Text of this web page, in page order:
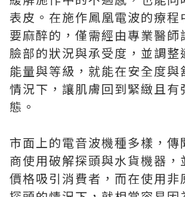
表皮。在施作鳳凰電波的療程
要麻醉的，僅需經由專業醫師
臉部的狀況與承受度，並調整
能量與等級，就能在安全度與
情況下，讓肌膚回到緊緻且有
態。
市面上的電音波機種多樣，傳
商使用破解探頭與水貨機器，
價格吸引消費者，而在使用非